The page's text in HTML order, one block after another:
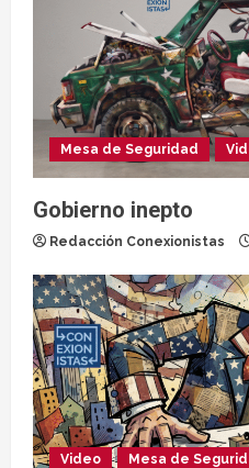
Mesa de Seguridad
Gobierno inepto
Redacción Conexionistas
Video Mesa de